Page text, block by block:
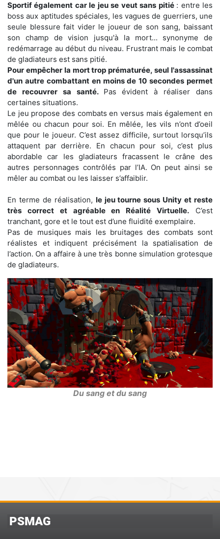
Sportif également car le jeu se veut sans pitié : entre les
boss aux aptitudes spéciales, les vagues de guerriers, une
seule blessure fait vider le joueur de son sang, baissant
son champ de vision jusqu'à la mort... synonyme de
redémarrage au début du niveau. Frustrant mais le combat
de gladiateurs est sans pitié.
Pour empêcher la mort trop prématurée, seul l'assassinat
d'un autre combattant en moins de 10 secondes permet
de recouvrer sa santé. Pas évident à réaliser dans
certaines situations.
Le jeu propose des combats en versus mais également en
mêlée ou chacun pour soi. En mêlée, les vils n’ont d’oeil
que pour le joueur. C’est assez difficile, surtout lorsqu’ils
attaquent par derrière. En chacun pour soi, c’est plus
abordable car les gladiateurs fracassent le crâne des
autres personnages contrôlés par l’IA. On peut ainsi se
mêler au combat ou les laisser s’affaiblir.
En terme de réalisation, le jeu tourne sous Unity et reste
très correct et agréable en Réalité Virtuelle. C’est
tranchant, gore et le tout est d’une fluidité exemplaire.
Pas de musiques mais les bruitages des combats sont
réalistes et indiquent précisément la spatialisation de
l’action. On a affaire à une très bonne simulation grotesque
de gladiateurs.
Du sang et du sang
PSMAG